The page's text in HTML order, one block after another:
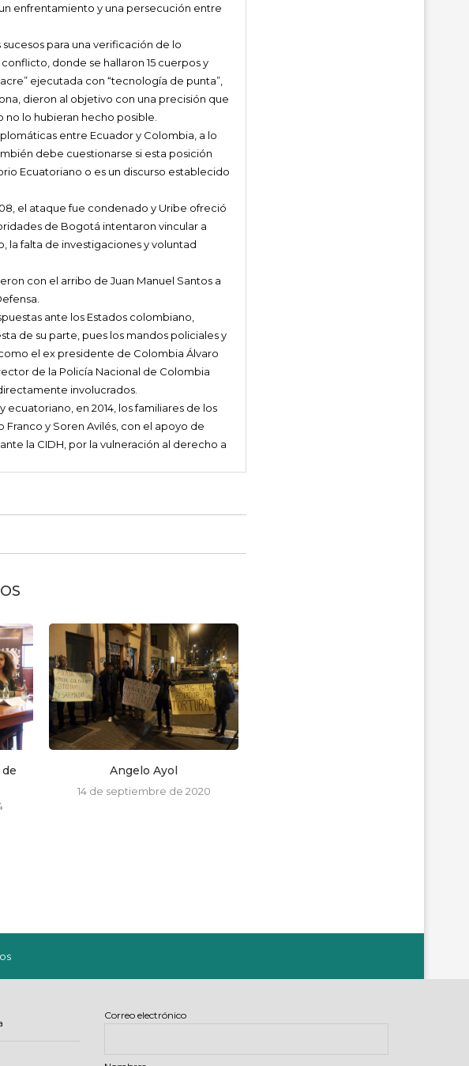
enfrentamiento y una persecución entre
para una verificación de lo
donde se hallaron 15 cuerpos y
ejecutada con “tecnología de punta”,
dieron al objetivo con una precisión que
lo hubieran hecho posible.
entre Ecuador y Colombia, a lo
debe cuestionarse si esta posición
Ecuatoriano o es un discurso establecido
el ataque fue condenado y Uribe ofreció
de Bogotá intentaron vincular a
la falta de investigaciones y voluntad
con el arribo de Juan Manuel Santos a
ante los Estados colombiano,
de su parte, pues los mandos policiales y
el ex presidente de Colombia Álvaro
de la Policía Nacional de Colombia
involucrados.
en 2014, los familiares de los
Franco y Soren Avilés, con el apoyo de
la CIDH, por la vulneración al derecho a
Angelo Ayol
14 de septiembre de 2020
Correo electrónico